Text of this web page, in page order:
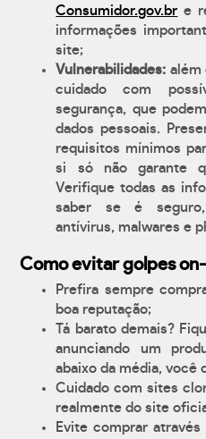
Consumidor.gov.br e
informações
site;
Vulnerabilidades: além
cuidado com
segurança, que
dados pessoais.
requisitos mínimos
si só não garante
Verifique todas as
saber se é
antívirus, malwares e
Como evitar golpes
Prefira sempre
boa reputação;
Tá barato demais?
anunciando um
abaixo da média, você
Cuidado com sites
realmente do site
Evite comprar